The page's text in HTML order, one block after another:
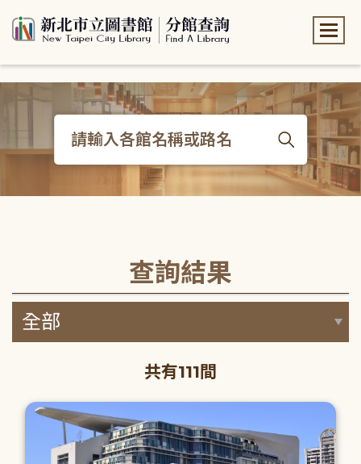
查詢結果
共有111間